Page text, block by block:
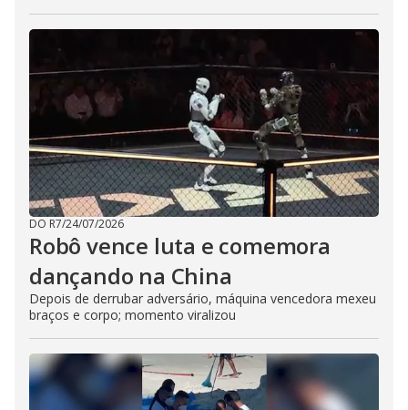
DO R7/24/07/2026
Robô vence luta e comemora
dançando na China
Depois de derrubar adversário, máquina vencedora mexeu
braços e corpo; momento viralizou